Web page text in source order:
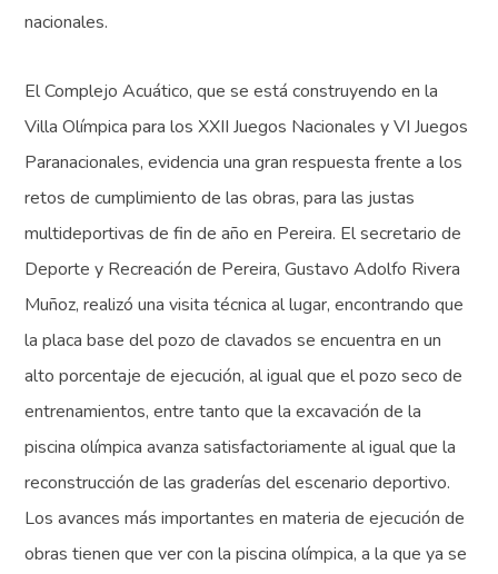
nacionales.
El Complejo Acuático, que se está construyendo en la
Villa Olímpica para los XXII Juegos Nacionales y VI Juegos
Paranacionales, evidencia una gran respuesta frente a los
retos de cumplimiento de las obras, para las justas
multideportivas de fin de año en Pereira. El secretario de
Deporte y Recreación de Pereira, Gustavo Adolfo Rivera
Muñoz, realizó una visita técnica al lugar, encontrando que
la placa base del pozo de clavados se encuentra en un
alto porcentaje de ejecución, al igual que el pozo seco de
entrenamientos, entre tanto que la excavación de la
piscina olímpica avanza satisfactoriamente al igual que la
reconstrucción de las graderías del escenario deportivo.
Los avances más importantes en materia de ejecución de
obras tienen que ver con la piscina olímpica, a la que ya se